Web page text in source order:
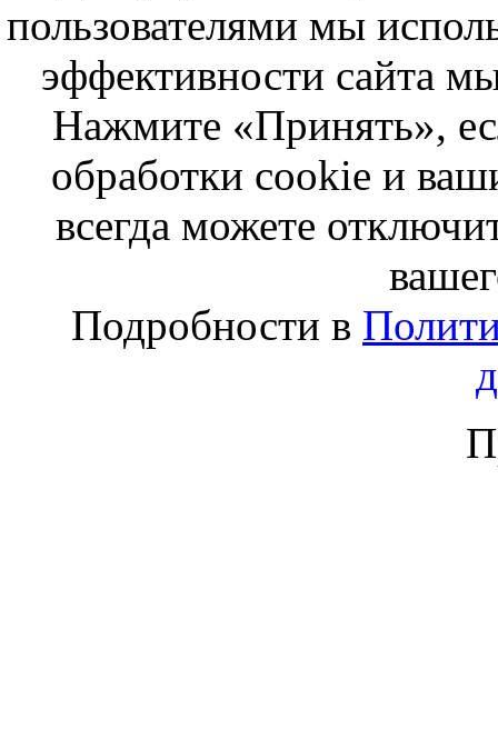
пользователями мы
эффективности сайта
Нажмите «Принять»,
обработки cookie и
всегда можете
Подробности в